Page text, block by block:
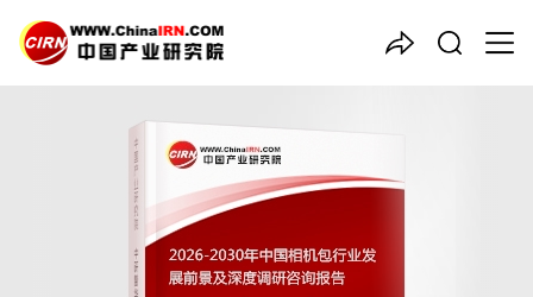
中国产业咨询领导者
2026-2030年中国
业发展前景及深度调研咨询报
告
品质保障，一年免费更新维护
出版日期：2026年2月